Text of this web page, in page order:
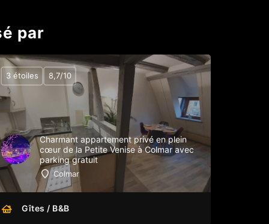
par
Charmant appartement privé en plein
cœur de la Petite Venise à Colmar avec
parking gratuit
Colmar
3 étoiles 8,7/10
Gîtes / B&B